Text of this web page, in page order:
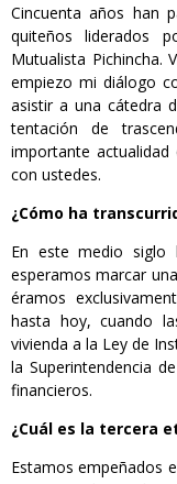
Cincuenta años han
quiteños liderados
Mutualista Pichincha.
empiezo mi diálogo
asistir a una cátedra
tentación de
importante
con ustedes.
¿Cómo ha
En este medio siglo
esperamos marcar
éramos
hasta hoy, cuando
vivienda a la Ley de
la Superintendencia
financieros.
¿Cuál es la tercera
Estamos empeñados